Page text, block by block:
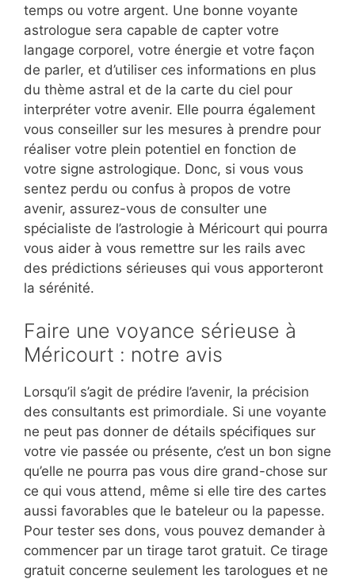
temps ou votre argent. Une bonne voyante
astrologue sera capable de capter votre
langage corporel, votre énergie et votre façon
de parler, et d’utiliser ces informations en plus
du thème astral et de la carte du ciel pour
interpréter votre avenir. Elle pourra également
vous conseiller sur les mesures à prendre pour
réaliser votre plein potentiel en fonction de
votre signe astrologique. Donc, si vous vous
sentez perdu ou confus à propos de votre
avenir, assurez-vous de consulter une
spécialiste de l’astrologie à Méricourt qui pourra
vous aider à vous remettre sur les rails avec
des prédictions sérieuses qui vous apporteront
la sérénité.
Faire une voyance sérieuse à
Méricourt : notre avis
Lorsqu’il s’agit de prédire l’avenir, la précision
des consultants est primordiale. Si une voyante
ne peut pas donner de détails spécifiques sur
votre vie passée ou présente, c’est un bon signe
qu’elle ne pourra pas vous dire grand-chose sur
ce qui vous attend, même si elle tire des cartes
aussi favorables que le bateleur ou la papesse.
Pour tester ses dons, vous pouvez demander à
commencer par un tirage tarot gratuit. Ce tirage
gratuit concerne seulement les tarologues et ne